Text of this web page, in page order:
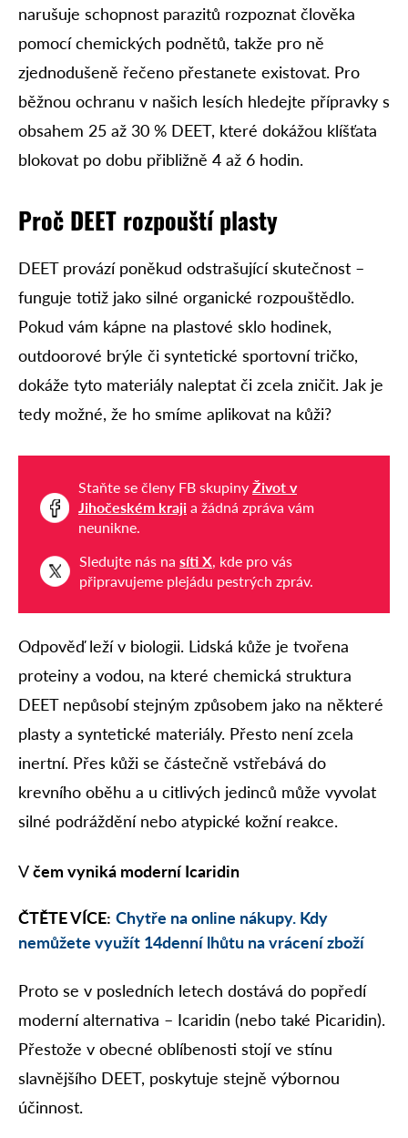
narušuje schopnost parazitů rozpoznat člověka
pomocí chemických podnětů, takže pro ně
zjednodušeně řečeno přestanete existovat. Pro
běžnou ochranu v našich lesích hledejte přípravky s
obsahem 25 až 30 % DEET, které dokážou klíšťata
blokovat po dobu přibližně 4 až 6 hodin.
Proč DEET rozpouští plasty
DEET provází poněkud odstrašující skutečnost –
funguje totiž jako silné organické rozpouštědlo.
Pokud vám kápne na plastové sklo hodinek,
outdoorové brýle či syntetické sportovní tričko,
dokáže tyto materiály naleptat či zcela zničit. Jak je
tedy možné, že ho smíme aplikovat na kůži?
Staňte se členy FB skupiny Život v
Jihočeském kraji a žádná zpráva vám
neunikne.
Sledujte nás na síti X, kde pro vás
připravujeme plejádu pestrých zpráv.
Odpověď leží v biologii. Lidská kůže je tvořena
proteiny a vodou, na které chemická struktura
DEET nepůsobí stejným způsobem jako na některé
plasty a syntetické materiály. Přesto není zcela
inertní. Přes kůži se částečně vstřebává do
krevního oběhu a u citlivých jedinců může vyvolat
silné podráždění nebo atypické kožní reakce.
Včem vyniká moderní Icaridin
ČTĚTE VÍCE: Chytře na online nákupy. Kdy
nemůžete využít 14denní lhůtu na vrácení zboží
Proto se v posledních letech dostává do popředí
moderní alternativa – Icaridin (nebo také Picaridin).
Přestože v obecné oblíbenosti stojí ve stínu
slavnějšího DEET, poskytuje stejně výbornou
účinnost.